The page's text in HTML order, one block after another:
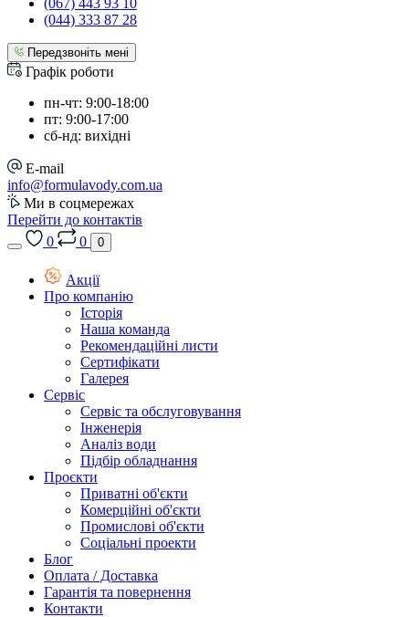
(067) 443 93 10
(044) 333 87 28
Передзвоніть мені
Графік роботи
пн-чт: 9:00-18:00
пт: 9:00-17:00
сб-нд: вихідні
E-mail
info@formulavody.com.ua
Ми в соцмережах
Перейти до контактів
0
0 0
Акції
Про компанію
Історія
Наша команда
Рекомендаційні листи
Сертифікати
Галерея
Сервіс
Сервіс та обслуговування
Інженерія
Аналіз води
Підбір обладнання
Проєкти
Приватні об'єкти
Комерційні об'єкти
Промислові об'єкти
Соціальні проекти
Блог
Оплата / Доставка
Гарантія та повернення
Контакти